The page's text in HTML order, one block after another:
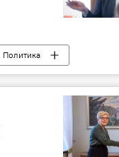
Политика